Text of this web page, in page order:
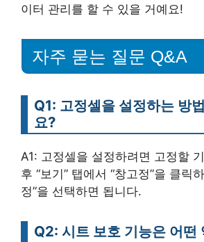
이터 관리를 할 수 있을 거예요!
자주 묻는 질문 Q&A
Q1: 고정셀을 설정하는 방
요?
A1: 고정셀을 설정하려면 고정할
후 “보기” 탭에서 “창고정”을 클릭
정”을 선택하면 됩니다.
Q2: 시트 보호 기능은 어떤